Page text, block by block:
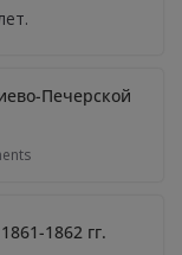
Печерской
1862 гг.